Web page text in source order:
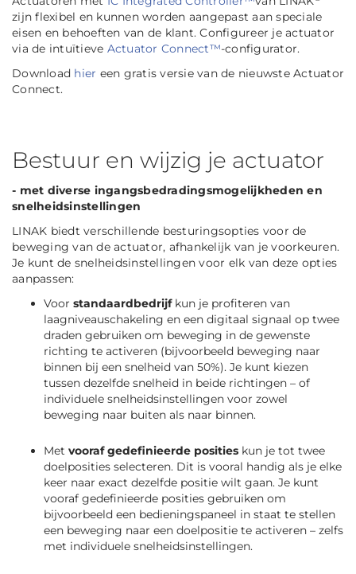
zijn flexibel en kunnen worden aangepast aan speciale
eisen en behoeften van de klant. Configureer je actuator
via de intuïtieve Actuator Connect™-configurator.
Download hier een gratis versie van de nieuwste Actuator
Connect.
Bestuur en wijzig je actuator
- met diverse ingangsbedradingsmogelijkheden en
snelheidsinstellingen
LINAK biedt verschillende besturingsopties voor de
beweging van de actuator, afhankelijk van je voorkeuren.
Je kunt de snelheidsinstellingen voor elk van deze opties
aanpassen:
Voor standaardbedrijfkun je profiteren van
laagniveauschakeling en een digitaal signaal op twee
draden gebruiken om beweging in de gewenste
richting te activeren (bijvoorbeeld beweging naar
binnen bij een snelheid van 50%). Je kunt kiezen
tussen dezelfde snelheid in beide richtingen – of
individuele snelheidsinstellingen voor zowel
beweging naar buiten als naar binnen.
Met vooraf gedefinieerde posities kun je tot twee
doelposities selecteren. Dit is vooral handig als je elke
keer naar exact dezelfde positie wilt gaan. Je kunt
vooraf gedefinieerde posities gebruiken om
bijvoorbeeld een bedieningspaneel in staat te stellen
een beweging naar een doelpositie te activeren – zelfs
met individuele snelheidsinstellingen.